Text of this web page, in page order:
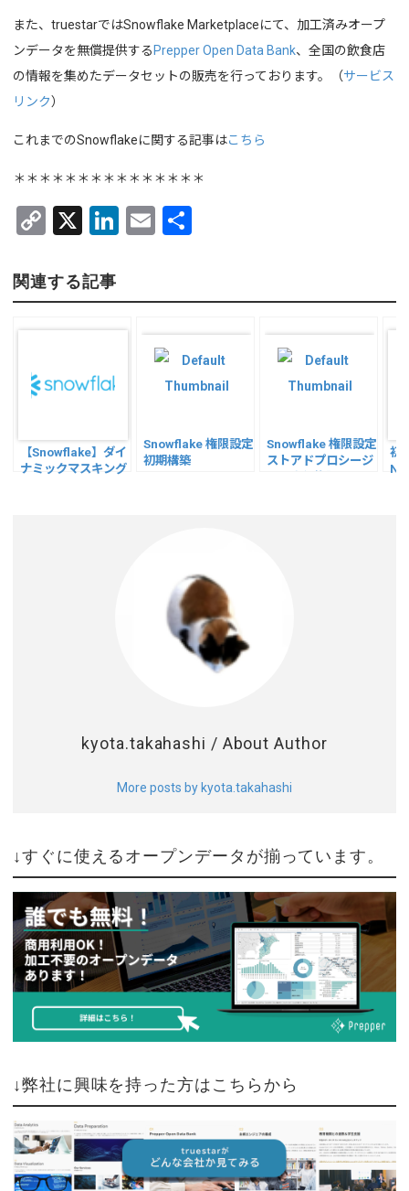
また、truestarではSnowflake Marketplaceにて、加工済みオープ
ンデータを無償提供する Prepper Open Data Bank、全国の飲食店
の情報を集めたデータセットの販売を行っております。（サービス
リンク）
これまでのSnowflakeに関する記事はこちら
＊＊＊＊＊＊＊＊＊＊＊＊＊＊＊
C
py
Li
n
X
Li
dI
n
E
関連する記事
【Snowflake】ダイ
ナミックマスキング
Snowflake 権限設定
初期構築
Snowflake 権限設定
ストアドプロシージ
初
kyota.takahashi / About Author
More posts by kyota.takahashi
↓すぐに使えるオープンデータが揃っています。
↓弊社に興味を持った方はこちらから